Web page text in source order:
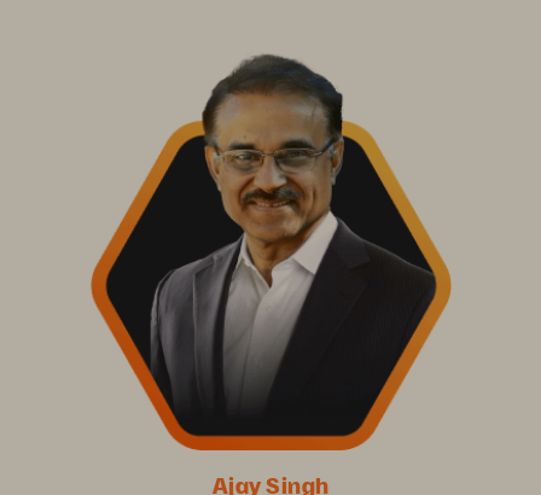
Ajay Singh